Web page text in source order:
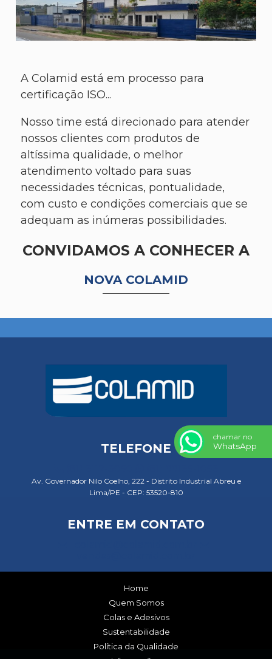
A Colamid está em processo para
certificação ISO...
Nosso time está direcionado para atender
nossos clientes com produtos de
altíssima qualidade, o melhor
atendimento voltado para suas
necessidades técnicas, pontualidade,
com custo e condições comerciais que se
adequam as inúmeras possibilidades.
CONVIDAMOS A CONHECER A
NOVA COLAMID
TELEFONE
Av. Governador Nilo Coelho, 222 - Distrito Industrial Abreu e
Lima/PE - CEP: 53520-810
ENTRE EM CONTATO
Home
Quem Somos
Colas e Adesivos
Sustentabilidade
Política da Qualidade
chamar no
WhatsApp